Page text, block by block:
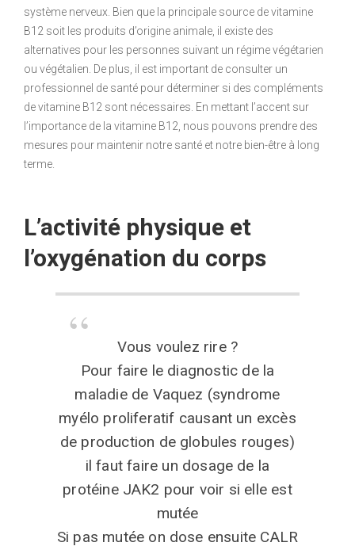
système nerveux. Bien que la principale source de vitamine
B12 soit les produits d’origine animale, il existe des
alternatives pour les personnes suivant un régime végétarien
ou végétalien. De plus, il est important de consulter un
professionnel de santé pour déterminer si des compléments
de vitamine B12 sont nécessaires. En mettant l’accent sur
l’importance de la vitamine B12, nous pouvons prendre des
mesures pour maintenir notre santé et notre bien-être à long
terme.
L’activité physique et
l’oxygénation du corps
Vous voulez rire ?
Pour faire le diagnostic de la
maladie de Vaquez (syndrome
myélo proliferatif causant un excès
de production de globules rouges)
il faut faire un dosage de la
protéine JAK2 pour voir si elle est
mutée
Si pas mutée on dose ensuite CALR